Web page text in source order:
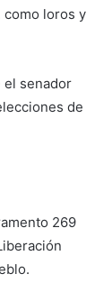
como loros y
el senador
de
269